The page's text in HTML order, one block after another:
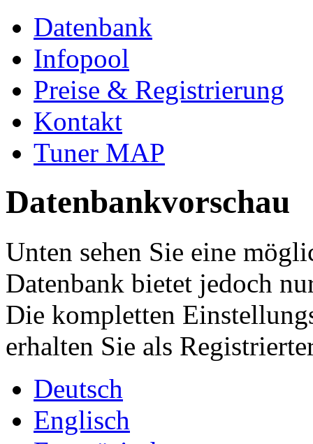
Datenbank
Infopool
Preise & Registrierung
Kontakt
Tuner MAP
Datenbankvorschau
Unten sehen Sie eine
Datenbank bietet jedoch
Die kompletten
erhalten Sie als
Deutsch
Englisch